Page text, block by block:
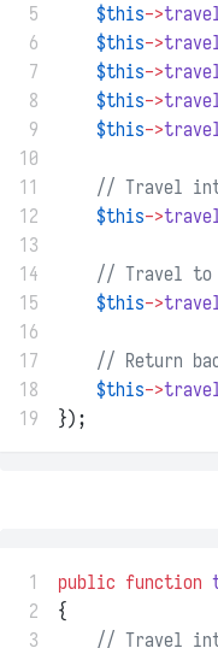
5
$this->
6
$this->
7
$this->
8
$this->
9
$this->
10
11
// Travel
12
$this->
13
14
// Travel
15
$this->
16
17
// Return
18
$this->
19
});
1 public function
2
{
3
// Travel